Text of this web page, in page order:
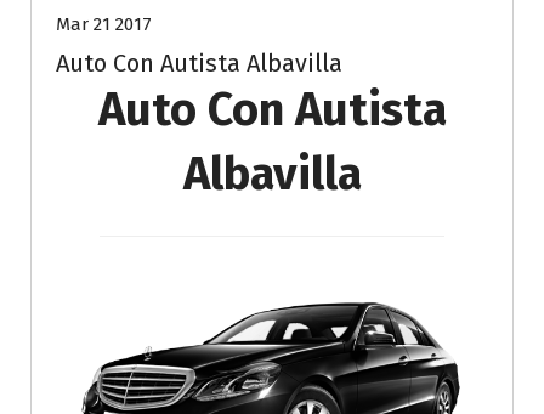
Mar 21 2017
Auto Con Autista Albavilla
Auto Con Autista
Albavilla